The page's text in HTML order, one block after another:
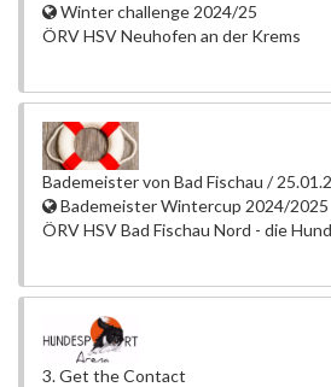
Winter challenge 2024/25
ÖRV HSV Neuhofen an der Krems
Bademeister von Bad Fischau /
Bademeister Wintercup 2024/2025
ÖRV HSV Bad Fischau Nord - die
3. Get the Contact